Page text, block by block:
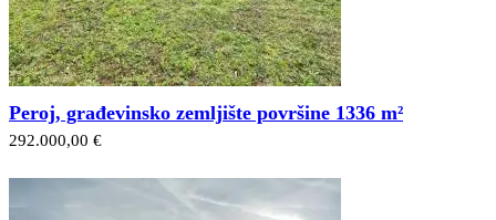
Peroj, građevinsko zemljište površine 1336 m²
292.000,00 €